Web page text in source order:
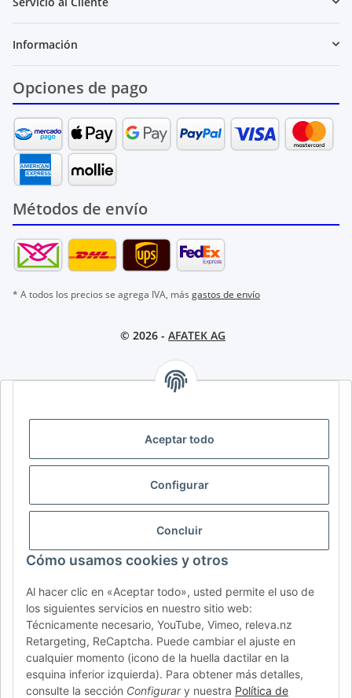
Aceptar todo
Configurar
Concluir
Cómo usamos cookies y otros
Al hacer clic en «Aceptar todo», usted permite el uso de
los siguientes servicios en nuestro sitio web:
Técnicamente necesario, YouTube, Vimeo, releva.nz
Retargeting, ReCaptcha. Puede cambiar el ajuste en
cualquier momento (icono de la huella dactilar en la
esquina inferior izquierda). Para obtener más detalles,
consulte la sección Configurary nuestra Política de
Información
Opciones de pago
Métodos de envío
* A todos los precios se agrega IVA, más gastos de envío
© 2026 - AFATEK AG
SELECT REGION & LANGUAGE | CHOISIR LA RÉGION ET LA
DE AT CH (DE) CH (FR)
BE (NL)
CZ
RO HR
AFATEK México| Su experto en refacciones para remolques
y vehículos comerciales
Contacto y soporte: moc.ketafa@ofni